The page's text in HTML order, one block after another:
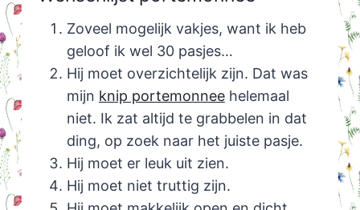
Zoveel mogelijk vakjes, want ik heb
geloof ik wel 30 pasjes…
Hij moet overzichtelijk zijn. Dat was
mijn knip portemonneehelemaal
niet. Ik zat altijd te grabbelen in dat
ding, op zoek naar het juiste pasje.
Hij moet er leuk uit zien.
Hij moet niet truttig zijn.